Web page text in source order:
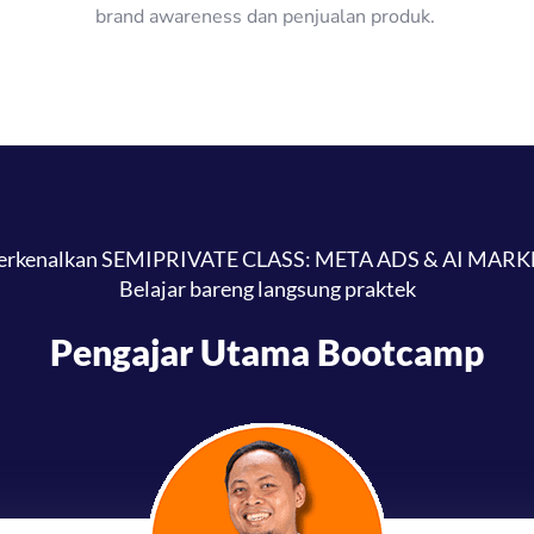
brand awareness dan penjualan produk.
SEMIPRIVATE CLASS: META ADS & AI
Belajar bareng langsung praktek
Pengajar Utama Bootcamp